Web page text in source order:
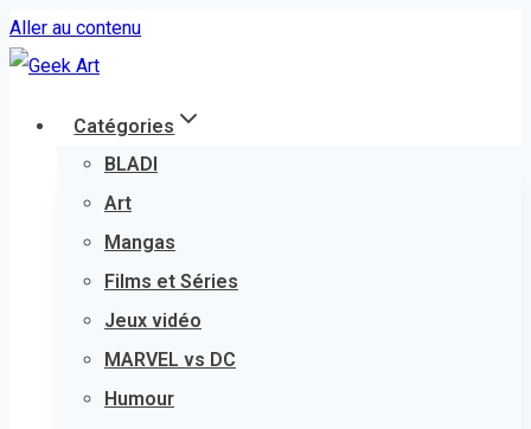
Aller au contenu
Catégories
BLADI
Art
Mangas
Films et Séries
Jeux vidéo
MARVEL vs DC
Humour